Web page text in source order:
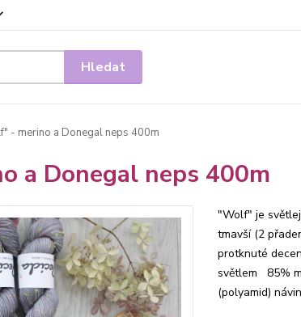
Hledat
- merino a Donegal neps 400m
a Donegal neps 400m
"Wolf" je
tmavší (2
protknuté
světlem 85%
(polyamid)